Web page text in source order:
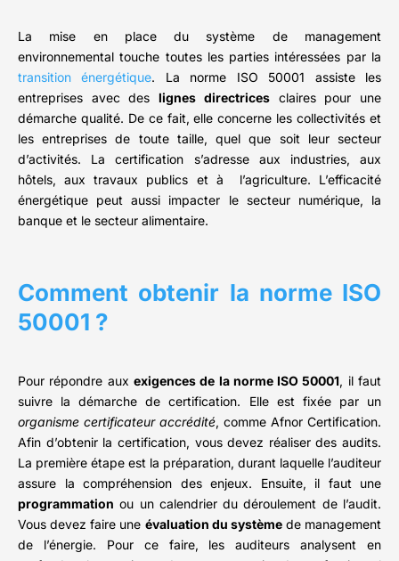
La mise en place du système de management
environnemental touche toutes les parties intéressées par la
transition énergétique. La norme ISO 50001 assiste les
entreprises avec deslignes directricesclaires pour une
démarche qualité. De ce fait, elle concerne les collectivités et
les entreprises de toute taille, quel que soit leur secteur
d’activités. La certification s’adresse aux industries, aux
hôtels, aux travaux publics et à l’agriculture. L’efficacité
énergétique peut aussi impacter le secteur numérique, la
banque et le secteur alimentaire.
Comment obtenir la norme ISO
50001 ?
Pour répondre aux exigences de la norme ISO 50001, il faut
suivre la démarche de certification. Elle est fixée par un
organisme certificateur accrédité, comme Afnor Certification.
Afin d’obtenir la certification, vous devez réaliser des audits.
La première étape est la préparation, durant laquelle l’auditeur
assure la compréhension des enjeux. Ensuite, il faut une
programmation ou un calendrier du déroulement de l’audit.
Vous devez faire une évaluation du systèmede management
de l’énergie. Pour ce faire, les auditeurs analysent en